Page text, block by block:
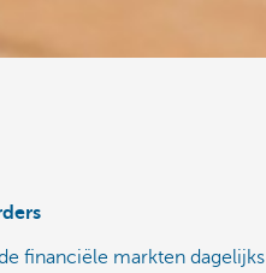
financiële markten dagelijks